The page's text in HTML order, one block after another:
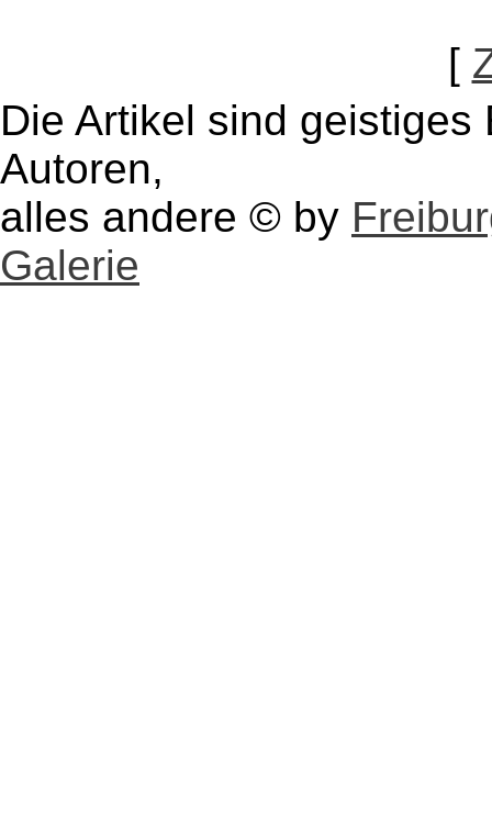
[
Die Artikel sind
Autoren,
alles andere © by
Galerie